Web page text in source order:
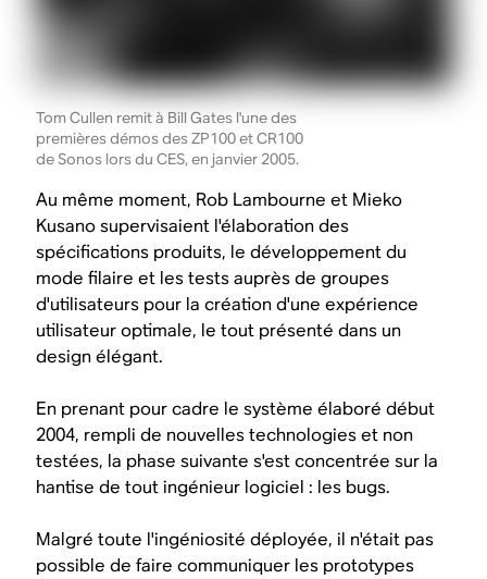
Tom Cullen remit à Bill Gates l'une des
premières démos des ZP100 et CR100
de Sonos lors du CES, en janvier 2005.
Au même moment, Rob Lambourne et Mieko
Kusano supervisaient l'élaboration des
spécifications produits, le développement du
mode filaire et les tests auprès de groupes
d'utilisateurs pour la création d'une expérience
utilisateur optimale, le tout présenté dans un
design élégant.
En prenant pour cadre le système élaboré début
2004, rempli de nouvelles technologies et non
testées, la phase suivante s'est concentrée sur la
hantise de tout ingénieur logiciel : les bugs.
Malgré toute l'ingéniosité déployée, il n'était pas
possible de faire communiquer les prototypes